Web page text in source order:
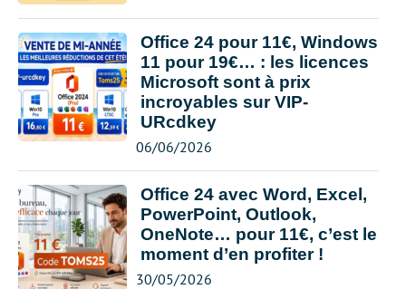
Office 24 pour 11€, Windows
11 pour 19€… : les licences
Microsoft sont à prix
incroyables sur VIP-
URcdkey
06/06/2026
Office 24 avec Word, Excel,
PowerPoint, Outlook,
OneNote… pour 11€, c’est le
moment d’en profiter !
30/05/2026